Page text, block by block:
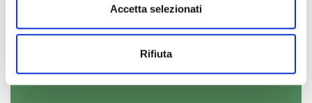
Accetta selezionati
Rifiuta